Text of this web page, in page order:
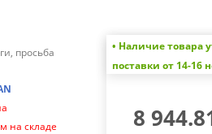
просьба
на складе
• Наличие товара
поставки от 14-16
8